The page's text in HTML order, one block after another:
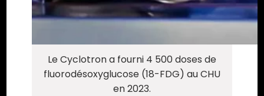
Le Cyclotron a fourni 4 500 doses de
fluorodésoxyglucose (18-FDG) au CHU
en 2023.